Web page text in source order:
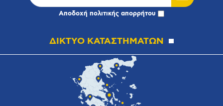
Αποδοχή πολιτικής απορρήτου
ΔΙΚΤΥΟ ΚΑΤΑΣΤΗΜΑΤΩΝ